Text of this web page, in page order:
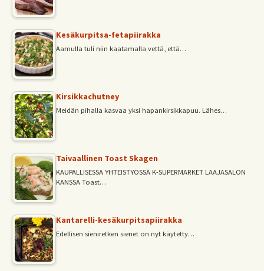
Kesäkurpitsa-fetapiirakka
Aamulla tuli niin kaatamalla vettä, että…
Kirsikkachutney
Meidän pihalla kasvaa yksi hapankirsikkapuu. Lähes…
Taivaallinen Toast Skagen
KAUPALLISESSA YHTEISTYÖSSÄ K-SUPERMARKET LAAJASALON
KANSSA Toast…
Kantarelli-kesäkurpitsapiirakka
Edellisen sieniretken sienet on nyt käytetty…